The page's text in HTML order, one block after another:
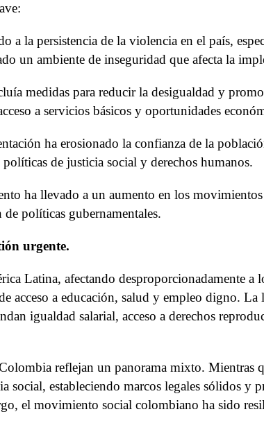
la persistencia de la violencia en el país,
un ambiente de inseguridad que afecta la
medidas para reducir la desigualdad y
a servicios básicos y oportunidades
ha erosionado la confianza de la
de justicia social y derechos humanos.
ha llevado a un aumento en los movimientos
políticas gubernamentales.
urgente.
Latina, afectando desproporcionadamente a
acceso a educación, salud y empleo digno.
igualdad salarial, acceso a derechos
reflejan un panorama mixto. Mientras
social, estableciendo marcos legales sólidos y
el movimiento social colombiano ha sido